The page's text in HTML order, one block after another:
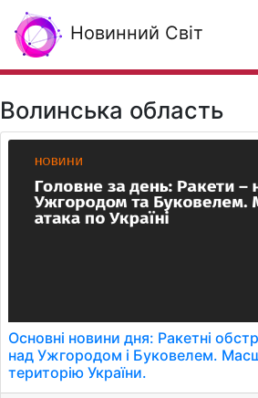
Новинний Світ
Волинська область
Основні новини дня: Ракетні
над Ужгородом і Буковелем.
територію України.